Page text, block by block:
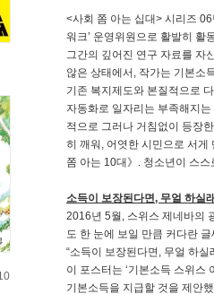
<사회 쫌 아는 십대> 시리즈
워크’ 운영위원으로 활발히 활
그간의 깊어진 연구 자료를 자
않은 상태에서, 작가는 기본소
기존 복지제도와 본질적으로
자동화로 일자리는 부족해지
적으로 그러나 거침없이 등장
히 깨워, 어엿한 시민으로 서게
쫌 아는 10대》. 청소년이 스
소득이 보장된다면, 무얼 하실
2016년 5월, 스위스 제네바의
도 한 눈에 보일 만큼 커다란
“소득이 보장된다면, 무얼 하실
이 포스터는 ‘기본소득 스위스
기본소득을 지급할 것을 제안